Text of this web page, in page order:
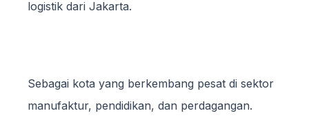
logistik dari Jakarta.
Sebagai kota yang berkembang pesat di sektor
manufaktur, pendidikan, dan perdagangan.